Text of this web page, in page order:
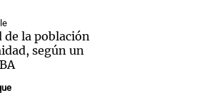
de la población
según un